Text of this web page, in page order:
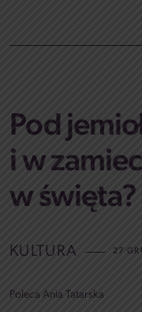
Pod
i w
w święta?
KULTURA 27
Poleca Ania Tatarska